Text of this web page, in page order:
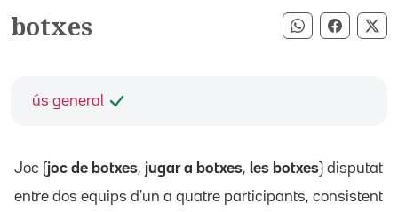
botxes Compartir
ús general
Joc (joc de botxes, jugar a botxes, les botxes) disputat
entre dos equips d'un a quatre participants, consistent